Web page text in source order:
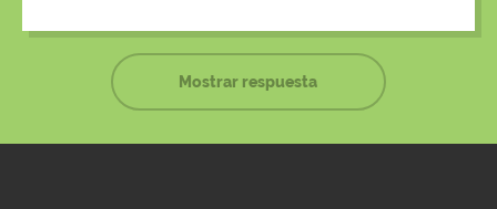
Mostrar respuesta